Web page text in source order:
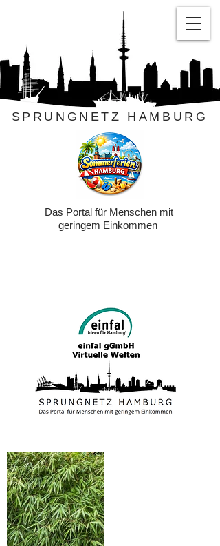
SPRUNGNETZ HAMBURG
Das Portal für Menschen mit
geringem Einkommen